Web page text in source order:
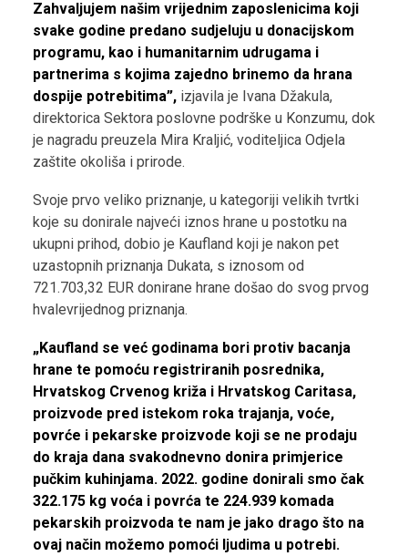
Zahvaljujem našim vrijednim zaposlenicima koji
svake godine predano sudjeluju u donacijskom
programu, kao i humanitarnim udrugama i
partnerima s kojima zajedno brinemo da hrana
dospije potrebitima”, izjavila je Ivana Džakula,
direktorica Sektora poslovne podrške u Konzumu, dok
je nagradu preuzela Mira Kraljić, voditeljica Odjela
zaštite okoliša i prirode.
Svoje prvo veliko priznanje, u kategoriji velikih tvrtki
koje su donirale najveći iznos hrane u postotku na
ukupni prihod, dobio je Kaufland koji je nakon pet
uzastopnih priznanja Dukata, s iznosom od
721.703,32 EUR donirane hrane došao do svog prvog
hvalevrijednog priznanja.
„Kaufland se već godinama bori protiv bacanja
hrane te pomoću registriranih posrednika,
Hrvatskog Crvenog križa i Hrvatskog Caritasa,
proizvode pred istekom roka trajanja, voće,
povrće i pekarske proizvode koji se ne prodaju
do kraja dana svakodnevno donira primjerice
pučkim kuhinjama. 2022. godine donirali smo čak
322.175 kg voća i povrća te 224.939 komada
pekarskih proizvoda te nam je jako drago što na
ovaj način možemo pomoći ljudima u potrebi.